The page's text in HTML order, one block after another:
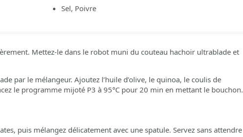
Sel, Poivre
Mettez-le dans le robot muni du couteau hachoir ultrablade et
par le mélangeur. Ajoutez l’huile d’olive, le quinoa, le coulis de
le programme mijoté P3 à 95°C pour 20 min en mettant le bouchon.
puis mélangez délicatement avec une spatule. Servez sans attendre